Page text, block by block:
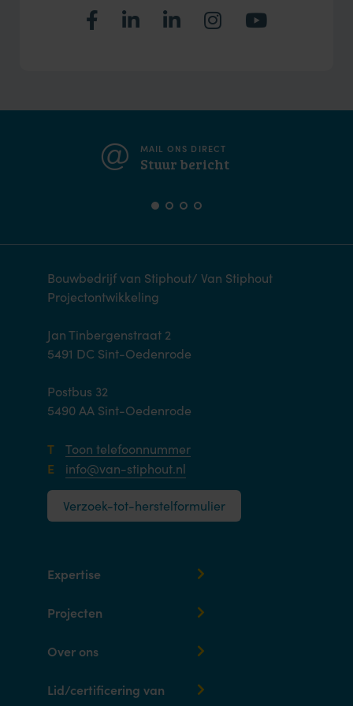
MAIL ONS DIRECT
Stuur bericht
Bouwbedrijf van Stiphout/ Van Stiphout
Projectontwikkeling
Jan Tinbergenstraat 2
5491 DC Sint-Oedenrode
Postbus 32
5490 AA Sint-Oedenrode
T Toon telefoonnummer
E info@van-stiphout.nl
Verzoek-tot-herstelformulier
Expertise
Projecten
Over ons
Lid/certificering van